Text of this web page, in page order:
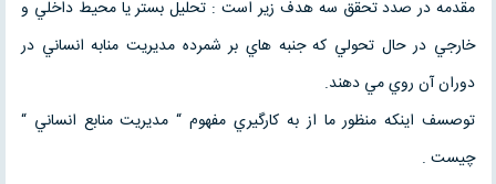
مقدمه در صدد تحقق سه هدف زير است : تحليل بستر يا محيط داخلي و
خارجي در حال تحولي كه جنبه هاي بر شمرده مديريت منابه انساني در
دوران آن روي مي دهند.
توصسف اينكه منظور ما از به كارگيري مفهوم “ مديريت منابع انساني “
چيست .